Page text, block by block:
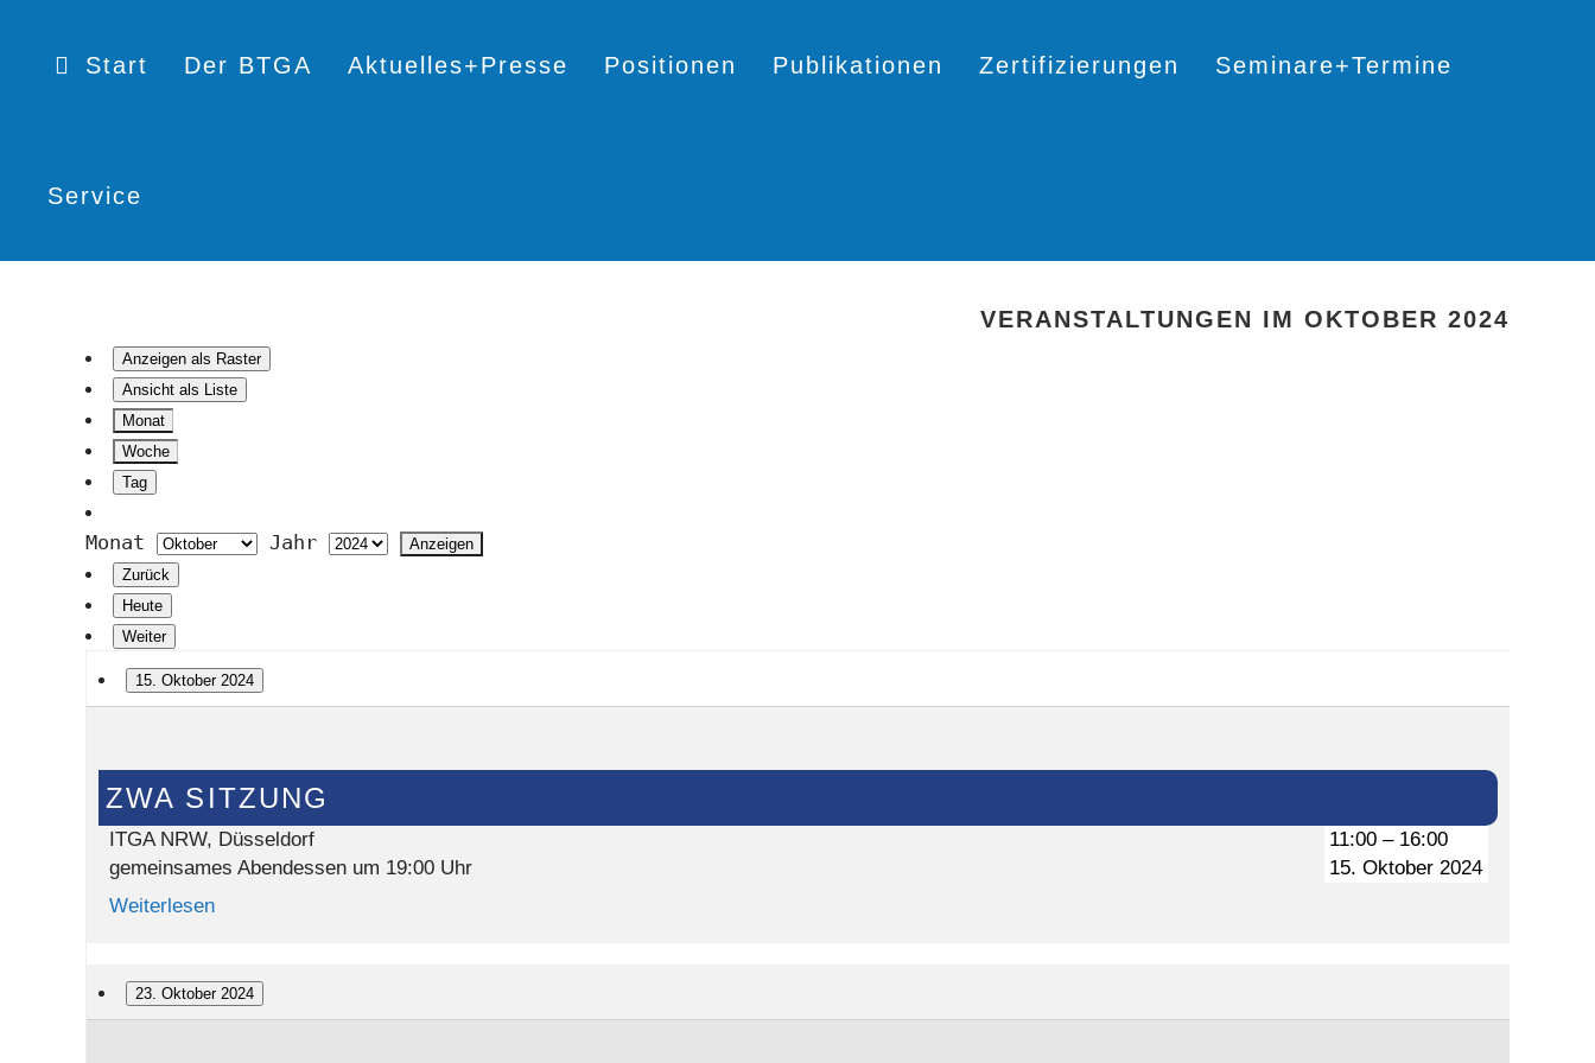
Start Der BTGA Aktuelles+Presse Positionen Publikationen Zertifizierungen Seminare+Termine
Service
VERANSTALTUNGEN IM OKTOBER 2024
Anzeigen als Raster
Ansicht als Liste
Monat
Woche
Tag
Monat Jahr
Zurück
Heute
Weiter
15. Oktober 2024
ZWA SITZUNG
11:00 – 16:00
15. Oktober 2024
ITGA NRW, Düsseldorf
gemeinsames Abendessen um 19:00 Uhr
Weiterlesen
23. Oktober 2024